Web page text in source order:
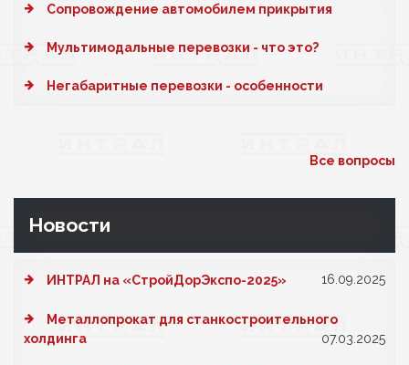
Cопровождение автомобилем прикрытия
Мультимодальные перевозки - что это?
Негабаритные перевозки - особенности
Все вопросы
Новости
ИНТРАЛ на «СтройДорЭкспо-2025» 16.09.2025
Металлопрокат для станкостроительного
холдинга
07.03.2025